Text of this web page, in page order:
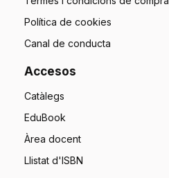
Política de cookies
Canal de conducta
Accesos
Catàlegs
EduBook
Àrea docent
Llistat d'ISBN